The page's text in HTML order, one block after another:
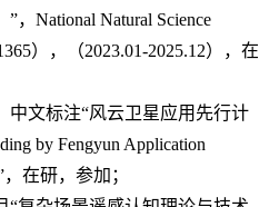
”， National Natural Science
），（2023.01-2025.12），在
中文标注“风云卫星应用先行计
by Fengyun Application
，在研，参加；